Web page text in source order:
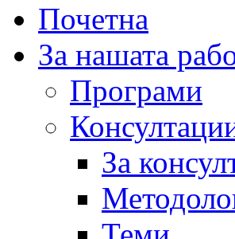
Почетна
За нашата
Програми
За